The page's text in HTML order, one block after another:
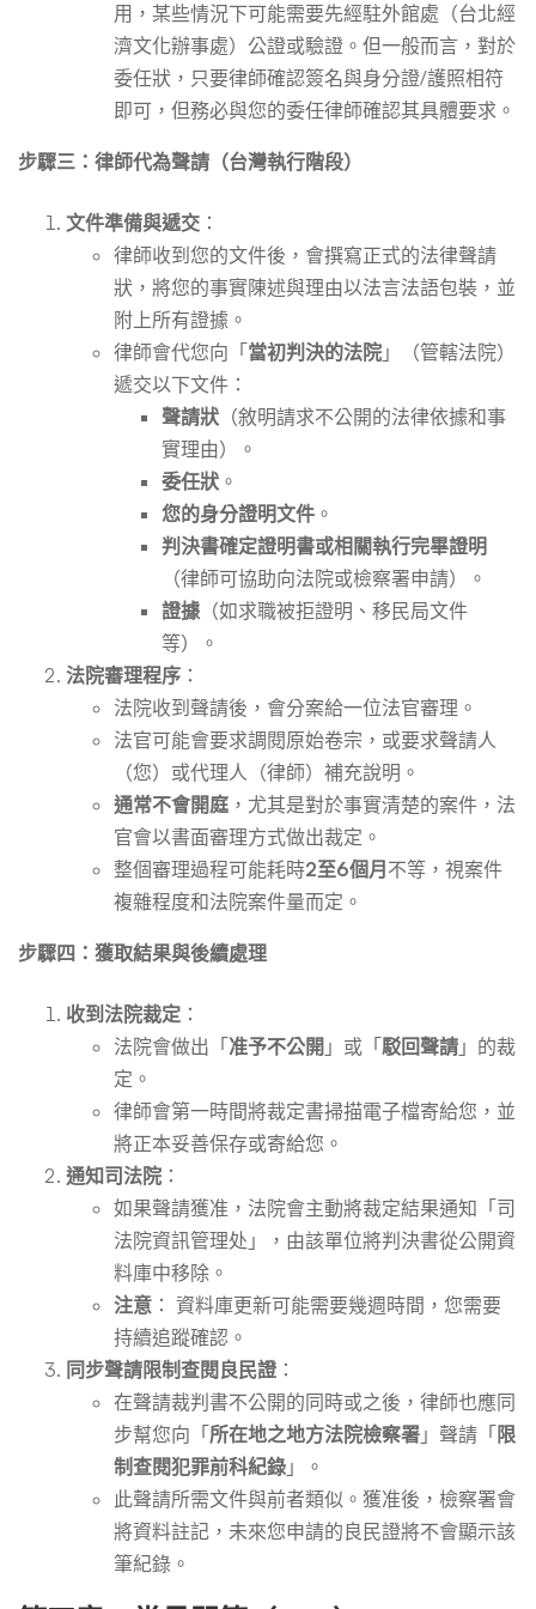
用，某些情況下可能需要先經駐外館處（台北經
濟文化辦事處）公證或驗證。但一般而言，對於
委任狀，只要律師確認簽名與身分證/護照相符
即可，但務必與您的委任律師確認其具體要求。
步驟三：律師代為聲請（台灣執行階段）
文件準備與遞交 ：
律師收到您的文件後，會撰寫正式的法律聲請
狀，將您的事實陳述與理由以法言法語包裝，並
附上所有證據。
律師會代您向「 當初判決的法院 」（管轄法院）
遞交以下文件：
聲請狀 （敘明請求不公開的法律依據和事
實理由）。
委任狀 。
您的身分證明文件 。
判決書確定證明書或相關執行完畢證明
（律師可協助向法院或檢察署申請）。
證據 （如求職被拒證明、移民局文件
等）。
法院審理程序 ：
法院收到聲請後，會分案給一位法官審理。
法官可能會要求調閱原始卷宗，或要求聲請人
（您）或代理人（律師）補充說明。
通常不會開庭 ，尤其是對於事實清楚的案件，法
官會以書面審理方式做出裁定。
整個審理過程可能耗時2至6個月 不等，視案件
複雜程度和法院案件量而定。
步驟四：獲取結果與後續處理
收到法院裁定 ：
法院會做出「 准予不公開 」或「 駁回聲請 」的裁
定。
律師會第一時間將裁定書掃描電子檔寄給您，並
將正本妥善保存或寄給您。
通知司法院 ：
如果聲請獲准，法院會主動將裁定結果通知「司
法院資訊管理处」，由該單位將判決書從公開資
料庫中移除。
注意 ： 資料庫更新可能需要幾週時間，您需要
持續追蹤確認。
同步聲請限制查閱良民證 ：
在聲請裁判書不公開的同時或之後，律師也應同
步幫您向「 所在地之地方法院檢察署 」聲請「 限
制查閱犯罪前科紀錄 」。
此聲請所需文件與前者類似。獲准後，檢察署會
將資料註記，未來您申請的良民證將不會顯示該
筆紀錄。